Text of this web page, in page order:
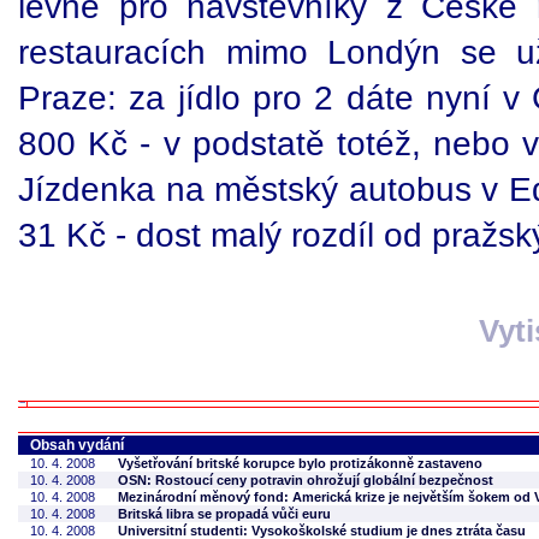
restauracích mimo Londýn
Praze: za jídlo pro 2 dáte nyní v
800 Kč - v podstatě totéž, nebo
Jízdenka na městský autobus v
31 Kč - dost malý rozdíl od
Obsah vydání
10. 4. 2008
Vyšetřování britské korupce bylo protizákonně zastaveno
10. 4. 2008
OSN: Rostoucí ceny potravin ohrožují globální bezpečnost
10. 4. 2008
Mezinárodní měnový fond: Americká krize je největším šokem od
10. 4. 2008
Britská libra se propadá vůči euru
10. 4. 2008
Universitní studenti: Vysokoškolské studium je dnes ztráta času